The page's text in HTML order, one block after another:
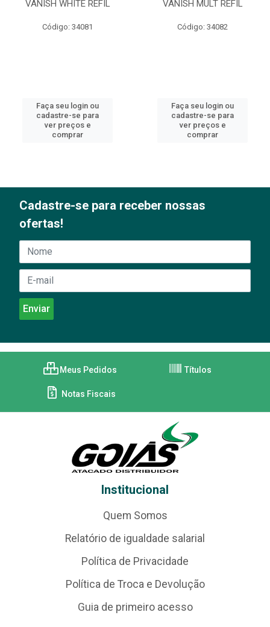
VANISH WHITE REFIL
Código: 34081
Faça seu login ou
cadastre-se para
ver preços e
comprar
VANISH MULT REFIL
Código: 34082
Faça seu login ou
cadastre-se para
ver preços e
comprar
Cadastre-se para receber nossas
ofertas!
Meus Pedidos Títulos
Notas Fiscais
Institucional
Quem Somos
Relatório de igualdade salarial
Política de Privacidade
Política de Troca e Devolução
Guia de primeiro acesso